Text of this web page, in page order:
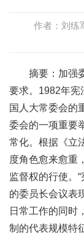
作者：刘练
摘要：加强
要求。1982年宪
国人大常委会的
委会的一项重要
常化。根据《立
度角色愈来愈重
监督权的行使。“
的委员长会议表
日常工作的同时
制的代表规模特